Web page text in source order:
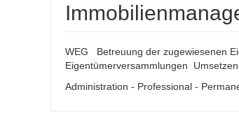
WEG Betreuung der zugewiesenen
Eigentümerversammlungen Umsetzen
Administration - Professional -